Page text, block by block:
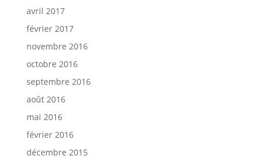
avril 2017
février 2017
novembre 2016
octobre 2016
septembre 2016
août 2016
mai 2016
février 2016
décembre 2015